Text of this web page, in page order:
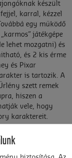
készült
karral, kézzel
egy működő
játékgépe
lehet mozgatni) és
és 2 kis érme
és Pixar
is tartozik. A
szett remek
hiszen a
vele, hogy
karaktereit.